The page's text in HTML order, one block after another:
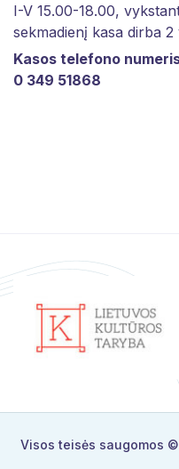
I-V 15.00-18.00,
sekmadienį kasa dirba
Kasos telefono
0 349 51868
Visos teisės saugomos